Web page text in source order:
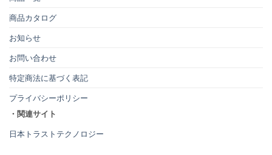
商品カタログ
お知らせ
お問い合わせ
特定商法に基づく表記
プライバシーポリシー
・関連サイト
日本トラストテクノロジー